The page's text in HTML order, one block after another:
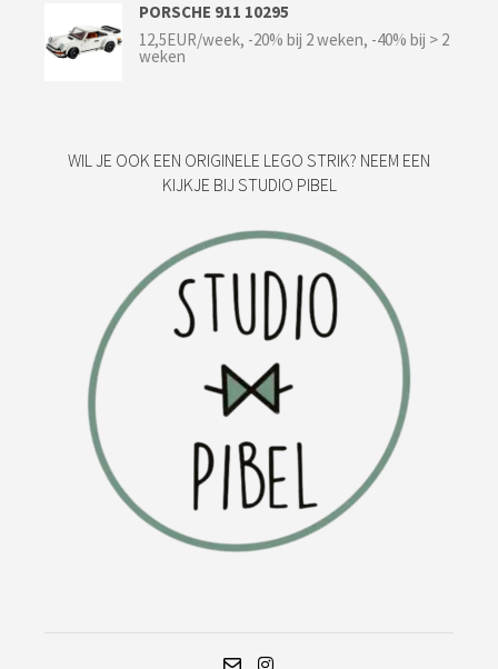
PORSCHE 911 10295
12,5EUR/week, -20% bij 2 weken, -40% bij > 2
weken
WIL JE OOK EEN ORIGINELE LEGO STRIK? NEEM EEN
KIJKJE BIJ STUDIO PIBEL